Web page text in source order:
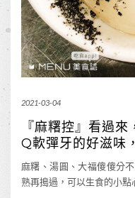
2021-03-04
『麻糬控』看過
Q軟彈牙的好滋味
麻糬、湯圓、大福傻傻分
熟再搗過，可以生食的小點